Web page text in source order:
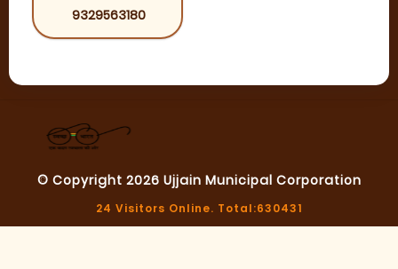
9329563180
© Copyright 2026 Ujjain Municipal Corporation
24 Visitors Online. Total:630431